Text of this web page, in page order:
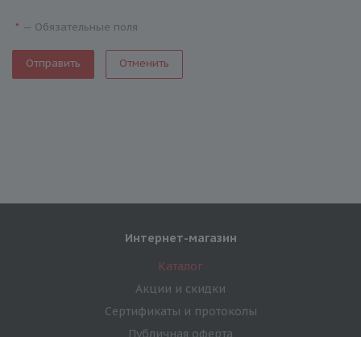
* — Обязательные поля
Отменить
Интернет-магазин
Каталог
Акции и скидки
Сертификаты и протоколы
Публичная оферта